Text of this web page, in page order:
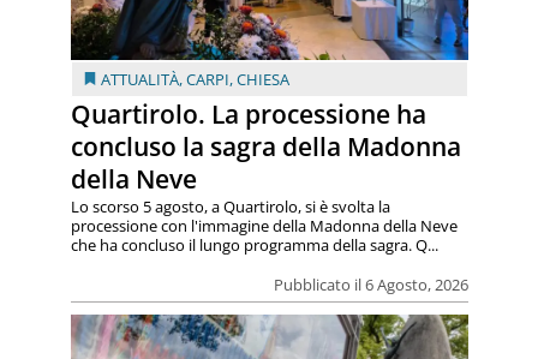
ATTUALITÀ,CARPI,CHIESA
Quartirolo. La processione ha
concluso la sagra della Madonna
della Neve
Pubblicato il 6 Agosto, 2026
Lo scorso 5 agosto, a Quartirolo, si è svolta la
processione con l'immagine della Madonna della Neve
che ha concluso il lungo programma della sagra. Q...